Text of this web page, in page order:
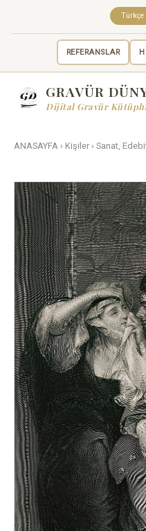
REFERANSLAR
Türkçe
GRAVÜR
Dijital Gravür
ANASAYFA › Kişiler › Sanat,